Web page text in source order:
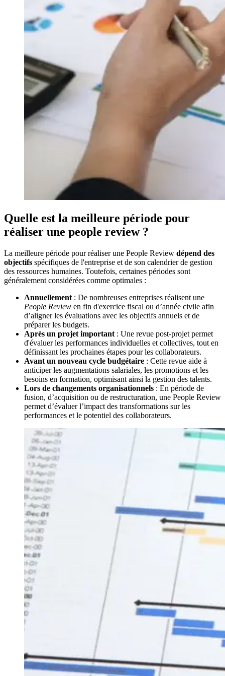
Quelle est la meilleure période pour
réaliser une people review ?
La meilleure période pour réaliser une People Review dépend des
objectifs spécifiques de l'entreprise et de son calendrier de gestion
des ressources humaines. Toutefois, certaines périodes sont
généralement considérées comme optimales :
Annuellement : De nombreuses entreprises réalisent une
People Review en fin d'exercice fiscal ou d’année civile afin
d’aligner les évaluations avec les objectifs annuels et de
préparer les budgets.
Après un projet important : Une revue post-projet permet
d'évaluer les performances individuelles et collectives, tout en
définissant les prochaines étapes pour les collaborateurs.
Avant un nouveau cycle budgétaire : Cette revue aide à
anticiper les augmentations salariales, les promotions et les
besoins en formation, optimisant ainsi la gestion des talents.
Lors de changements organisationnels : En période de
fusion, d’acquisition ou de restructuration, une People Review
permet d’évaluer l’impact des transformations sur les
performances et le potentiel des collaborateurs.